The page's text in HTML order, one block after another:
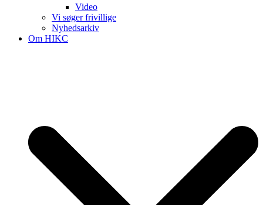
Video
Vi søger frivillige
Nyhedsarkiv
Om HIKC